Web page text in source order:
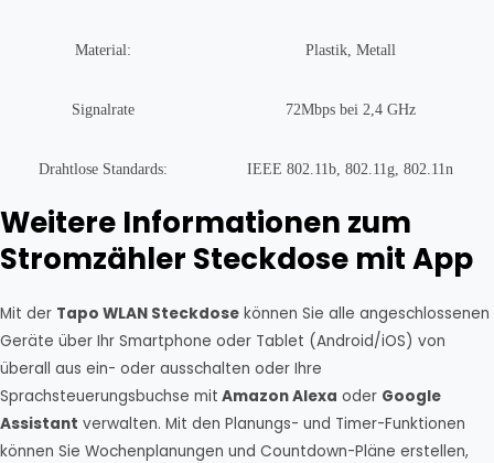
Material: Plastik, Metall
Signalrate 72Mbps bei 2,4 GHz
Drahtlose Standards: IEEE 802.11b, 802.11g, 802.11n
Weitere Informationen zum
Stromzähler Steckdose mit App
Mit der Tapo WLAN Steckdose können Sie alle angeschlossenen
Geräte über Ihr Smartphone oder Tablet (Android/iOS) von
überall aus ein- oder ausschalten oder Ihre
Sprachsteuerungsbuchse mit Amazon Alexa oder Google
Assistant verwalten. Mit den Planungs- und Timer-Funktionen
können Sie Wochenplanungen und Countdown-Pläne erstellen,